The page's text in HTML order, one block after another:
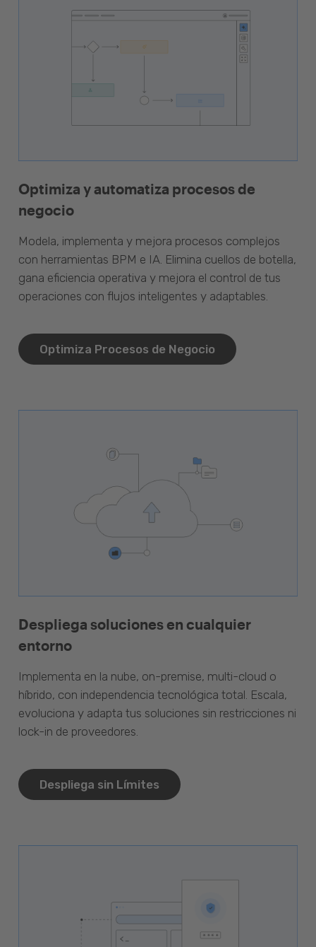
Optimiza y automatiza procesos de
negocio
Modela, implementa y mejora procesos complejos
con herramientas BPM e IA. Elimina cuellos de botella,
gana eficiencia operativa y mejora el control de tus
operaciones con flujos inteligentes y adaptables.
Optimiza Procesos de Negocio
Despliega soluciones en cualquier
entorno
Implementa en la nube, on-premise, multi-cloud o
híbrido, con independencia tecnológica total. Escala,
evoluciona y adapta tus soluciones sin restricciones ni
lock-in de proveedores.
Despliega sin Límites